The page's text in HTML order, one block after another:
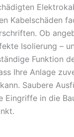
Kabelschäden
Ob
Isolierung –
Funktion
Ihre Anlage
Saubere
Eingriffe in die